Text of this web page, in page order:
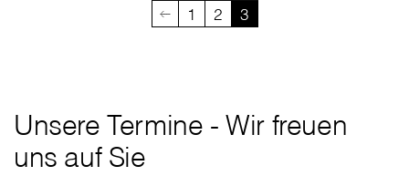
1 2 3
Unsere Termine - Wir freuen
uns auf Sie